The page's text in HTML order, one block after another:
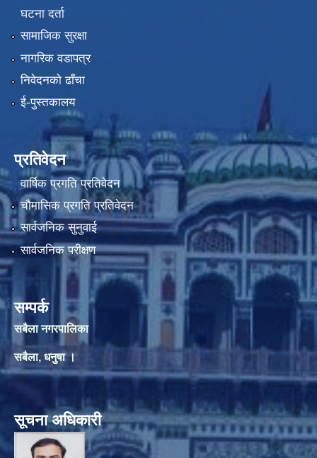
घटना दर्ता
सामाजिक सुरक्षा
नागरिक वडापत्र
निवेदनको ढाँचा
ई-पुस्तकालय
प्रतिवेदन
वार्षिक प्रगति प्रतिवेदन
चौमासिक प्रगति प्रतिवेदन
सार्वजनिक सुनुवाई
सार्वजनिक परीक्षण
सम्पर्क
सबैला नगरपालिका
सबैला, धनुषा ।
सूचना अधिकारी